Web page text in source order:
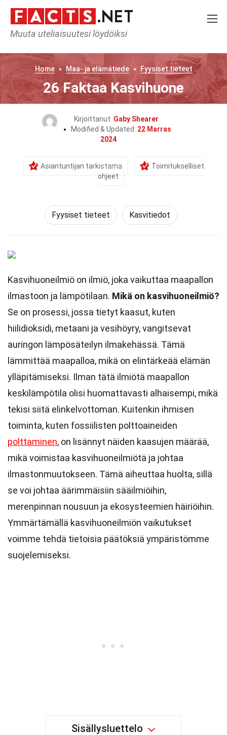
Muuta uteliaisuutesi löydöiksi
Home Maa- ja elämätiede Fyysiset tieteet
26 Faktaa Kasvihuone
Kirjoittanut: Gaby Shearer
Modified & Updated: 22 Marras
2024
Asiantuntijan tarkistama
Toimitukselliset
ohjeet
Fyysiset tieteet Kasvitiedot
Kasvihuoneilmiö on ilmiö, joka vaikuttaa maapallon
ilmastoon ja lämpötilaan. Mikä on kasvihuoneilmiö?
Se on prosessi, jossa tietyt kaasut, kuten
hiilidioksidi, metaani ja vesihöyry, vangitsevat
auringon lämpösäteilyn ilmakehässä. Tämä
lämmittää maapalloa, mikä on elintärkeää elämän
ylläpitämiseksi. Ilman tätä ilmiötä maapallon
keskilämpötila olisi huomattavasti alhaisempi, mikä
tekisi siitä elinkelvottoman. Kuitenkin ihmisen
toiminta, kuten fossiilisten polttoaineiden
polttaminen, on lisännyt näiden kaasujen määrää,
mikä voimistaa kasvihuoneilmiötä ja johtaa
ilmastonmuutokseen. Tämä aiheuttaa huolta, sillä
se voi johtaa äärimmäisiin sääilmiöihin,
merenpinnan nousuun ja ekosysteemien häiriöihin.
Ymmärtämällä kasvihuoneilmiön vaikutukset
voimme tehdä tietoisia päätöksiä ympäristömme
suojelemiseksi.
Sisällysluettelo